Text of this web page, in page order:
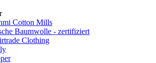
Cotton Mills
Baumwolle - zertifiziert
Clothing